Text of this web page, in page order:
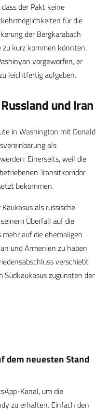
der Pakt keine
für die
der Bergkarabach
kurz kommen könnten.
vorgeworfen, er
leichtfertig aufgeben.
und Iran
in Washington mit Donald
als
Einerseits, weil die
Transitkorridor
bekommen.
als russische
Überfall auf die
auf die ehemaligen
und Armenien zu haben
verschiebt
zugunsten der
dem neuesten Stand
Kanal, um die
zu erhalten. Einfach den